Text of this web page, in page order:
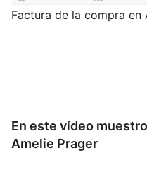
Factura de la compra en
En este vídeo
Amelie Prager